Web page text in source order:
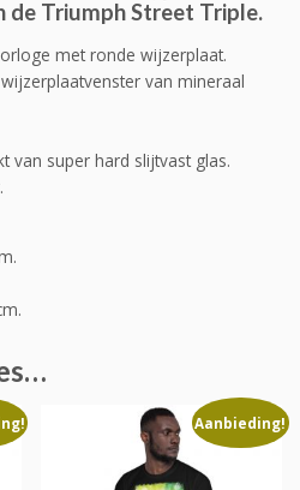
de Triumph Street Triple.
met ronde wijzerplaat.
van mineraal
van super hard slijtvast glas.
Aanbieding!